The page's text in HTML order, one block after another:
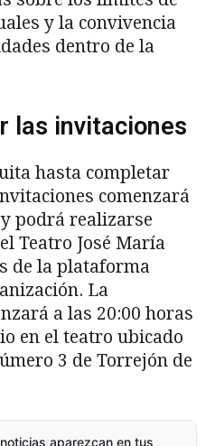
y la convivencia
dentro de la
las invitaciones
hasta completar
comenzará
podrá realizarse
Teatro José María
de la plataforma
La
a las 20:00 horas
en el teatro ubicado
3 de Torrejón de
aparezcan en tus